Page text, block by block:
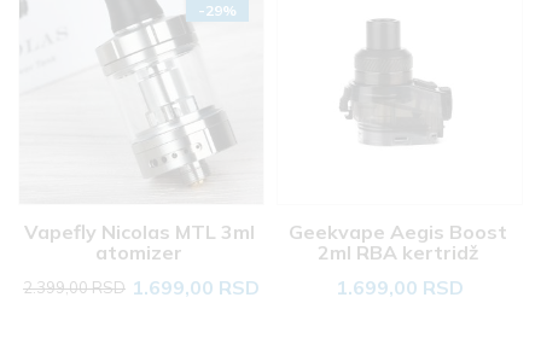
-29%
Vapefly Nicolas MTL 3ml
atomizer
2.399,00 RSD 1.699,00 RSD
Geekvape Aegis Boost
2ml RBA kertridž
1.699,00 RSD